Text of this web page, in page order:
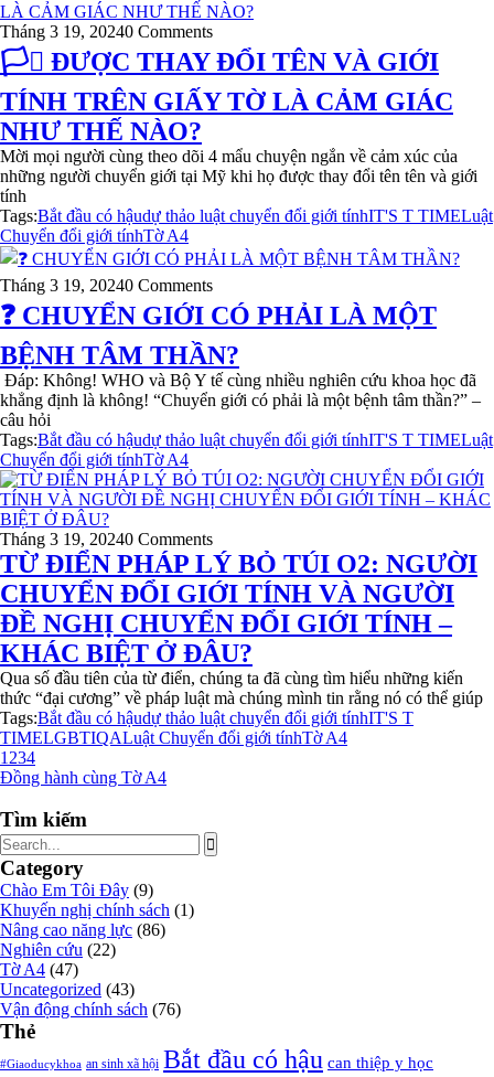
Tháng 3 19, 20240 Comments
🏳️‍⚧️ ĐƯỢC THAY ĐỔI TÊN VÀ GIỚI
TÍNH TRÊN GIẤY TỜ LÀ CẢM GIÁC
NHƯ THẾ NÀO?
Mời mọi người cùng theo dõi 4 mẩu chuyện ngắn về cảm xúc của
những người chuyển giới tại Mỹ khi họ được thay đổi tên tên và giới
tính
Tags:Bắt đầu có hậudự thảo luật chuyển đổi giới tínhIT'S T TIMELuật
Chuyển đổi giới tínhTờ A4
Tháng 3 19, 20240 Comments
❓ CHUYỂN GIỚI CÓ PHẢI LÀ MỘT
BỆNH TÂM THẦN?
Đáp: Không! WHO và Bộ Y tế cùng nhiều nghiên cứu khoa học đã
khẳng định là không! “Chuyển giới có phải là một bệnh tâm thần?” –
câu hỏi
Tags:Bắt đầu có hậudự thảo luật chuyển đổi giới tínhIT'S T TIMELuật
Chuyển đổi giới tínhTờ A4
Tháng 3 19, 20240 Comments
TỪ ĐIỂN PHÁP LÝ BỎ TÚI O2: NGƯỜI
CHUYỂN ĐỔI GIỚI TÍNH VÀ NGƯỜI
ĐỀ NGHỊ CHUYỂN ĐỔI GIỚI TÍNH –
KHÁC BIỆT Ở ĐÂU?
Qua số đầu tiên của từ điển, chúng ta đã cùng tìm hiểu những kiến
thức “đại cương” về pháp luật mà chúng mình tin rằng nó có thể giúp
Tags:Bắt đầu có hậudự thảo luật chuyển đổi giới tínhIT'S T
TIMELGBTIQALuật Chuyển đổi giới tínhTờ A4
1 234
Đồng hành cùng Tờ A4
Tìm kiếm
Category
Chào Em Tôi Đây (9)
Khuyến nghị chính sách (1)
Nâng cao năng lực (86)
Nghiên cứu (22)
Tờ A4 (47)
Uncategorized (43)
Vận động chính sách (76)
Thẻ
#Giaoducykhoa an sinh xã hội Bắt đầu có hậu can thiệp y học